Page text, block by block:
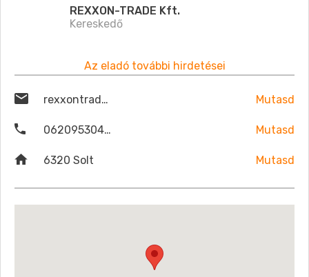
REXXON-TRADE Kft.
Kereskedő
Az eladó további hirdetései
rexxontrade@gmail.com Mutasd
06209530479 Mutasd
6320 Solt Mutasd